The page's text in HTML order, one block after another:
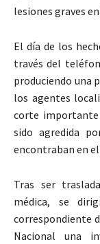
lesiones graves
El día de los
través del
produciendo una
los agentes
corte importante
sido agredida
encontraban en
Tras ser
médica, se
correspondiente
Nacional una